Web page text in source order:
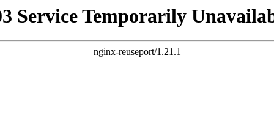
Service Temporarily
nginx-reuseport/1.21.1